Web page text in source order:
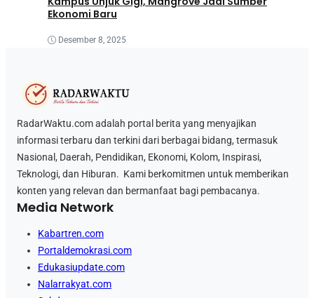
Ekonomi Baru
Desember 8, 2025
RadarWaktu.com adalah portal berita yang menyajikan
informasi terbaru dan terkini dari berbagai bidang, termasuk
Nasional, Daerah, Pendidikan, Ekonomi, Kolom, Inspirasi,
Teknologi, dan Hiburan. Kami berkomitmen untuk memberikan
konten yang relevan dan bermanfaat bagi pembacanya.
Media Network
Kabartren.com
Portaldemokrasi.com
Edukasiupdate.com
Nalarrakyat.com